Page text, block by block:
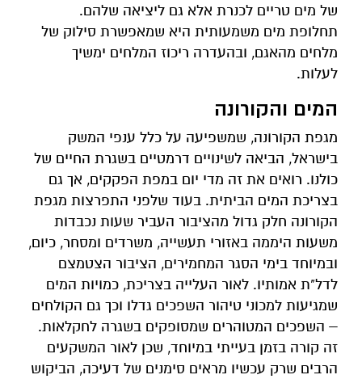
של מים טריים לכנרת אלא גם ליציאה שלהם.
תחלופת מים משמעותית היא שמאפשרת סילוק של
מלחים מהאגם, ובהעדרה ריכוז המלחים ימשיך
לעלות.
המים והקורונה
מגפת הקורונה, שמשפיעה על כלל ענפי המשק
בישראל, הביאה לשינויים דרמטיים בשגרת החיים של
כולנו. רואים את זה מדי יום במפת הפקקים, אך גם
בצריכת המים הביתית. בעוד שלפני התפרצות מגפת
הקורונה חלק גדול מהציבור העביר שעות נכבדות
משעות היממה באזורי תעשייה, משרדים ומסחר, כיום,
ובמיוחד בימי הסגר המחמירים, הציבור הצטמצם
לדל"ת אמותיו. לאור העלייה בצריכת, כמויות המים
שמגיעות למכוני טיהור השפכים גדלו וכך גם הקולחים
– השפכים המטוהרים שמסופקים בשגרה לחקלאות.
זה קורה בזמן בעייתי במיוחד, שכן לאור המשקעים
הרבים שרק עכשיו מראים סימנים של דעיכה, הביקוש